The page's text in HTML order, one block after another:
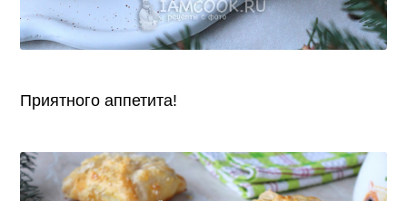
Приятного аппетита!